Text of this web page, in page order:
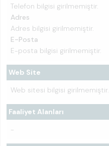
Telefon bilgisi girilmemiştir.
Adres
Adres bilgisi girilmemiştir.
E-Posta
E-posta bilgisi girilmemiştir.
Web Site
Web sitesi bilgisi girilmemiştir.
Faaliyet Alanları
-